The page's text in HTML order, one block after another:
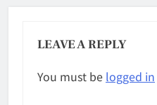
LEAVE A REPLY
You must be logged in